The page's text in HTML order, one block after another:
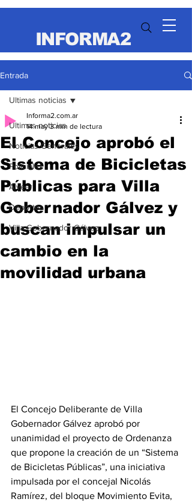
INFORMA2
Entrada
Ultimas noticias
Noticias Generales
Policiales
Alvear
Deportes
Villa Gobernador Gálvez
Ultimas noticias
El Concejo aprobó el
Sistema de Bicicletas
Públicas para Villa
Gobernador Gálvez y
buscan impulsar un
cambio en la
movilidad urbana
Informa2.com.ar
14 may 3 min de lectura
El Concejo Deliberante de Villa
Gobernador Gálvez aprobó por
unanimidad el proyecto de Ordenanza
que propone la creación de un “Sistema
de Bicicletas Públicas”, una iniciativa
impulsada por el concejal Nicolás
Ramírez, del bloque Movimiento Evita,